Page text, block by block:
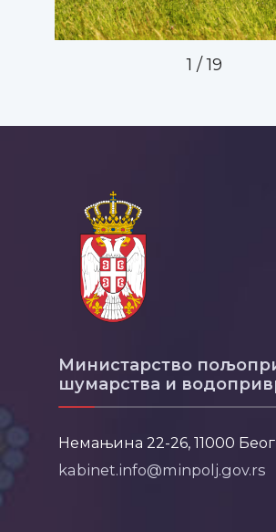
1 / 19
Министарство
шумарства и
Немањина 22-26, 11000
kabinet.info@minpolj.gov.rs